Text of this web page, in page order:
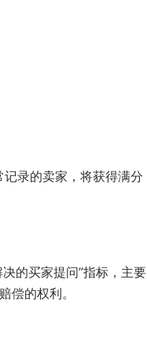
记录的卖家，将获得满分
的买家提问”指标，主要
的权利。